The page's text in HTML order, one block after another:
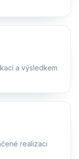
a výsledkem
realizaci